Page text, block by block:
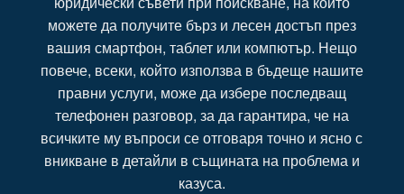
можете да получите бърз и лесен достъп през
вашия смартфон, таблет или компютър. Нещо
повече, всеки, който използва в бъдеще нашите
правни услуги, може да избере последващ
телефонен разговор, за да гарантира, че на
всичките му въпроси се отговаря точно и ясно с
вникване в детайли в същината на проблема и
казуса.